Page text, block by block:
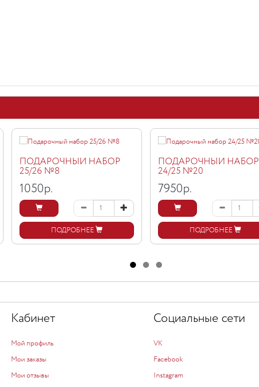
ПОДАРОЧНЫЙ НАБОР
25/26 №8
1050р.
ПОДРОБНЕЕ
ПОДАРОЧНЫЙ НАБОР
24/25 №20
7950р.
ПОДРОБНЕЕ
Кабинет
Мой профиль
Мои заказы
Мои отзывы
Социальные сети
VK
Facebook
Instagram